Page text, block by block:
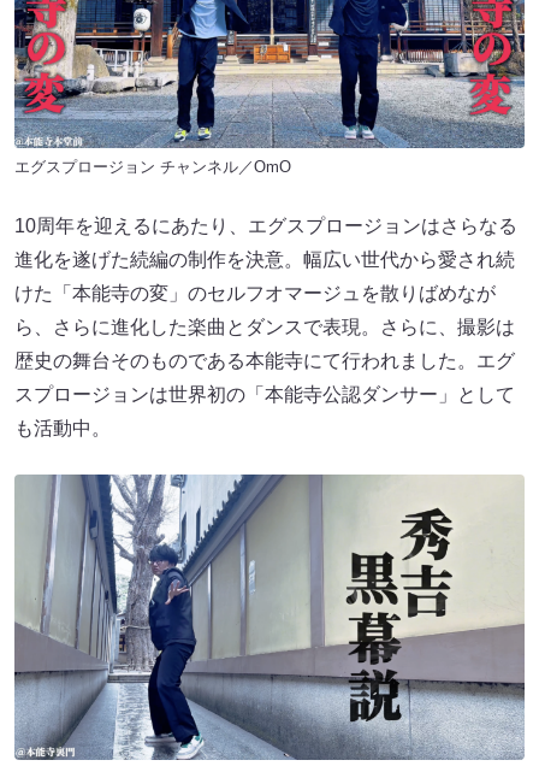
エグスプロージョン チャンネル／OmO
10周年を迎えるにあたり、エグスプロージョンはさらなる
進化を遂げた続編の制作を決意。幅広い世代から愛され続
けた「本能寺の変」のセルフオマージュを散りばめなが
ら、さらに進化した楽曲とダンスで表現。さらに、撮影は
歴史の舞台そのものである本能寺にて行われました。エグ
スプロージョンは世界初の「本能寺公認ダンサー」として
も活動中。